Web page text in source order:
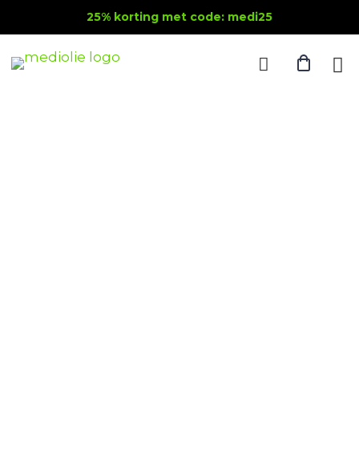
25% korting met code: medi25